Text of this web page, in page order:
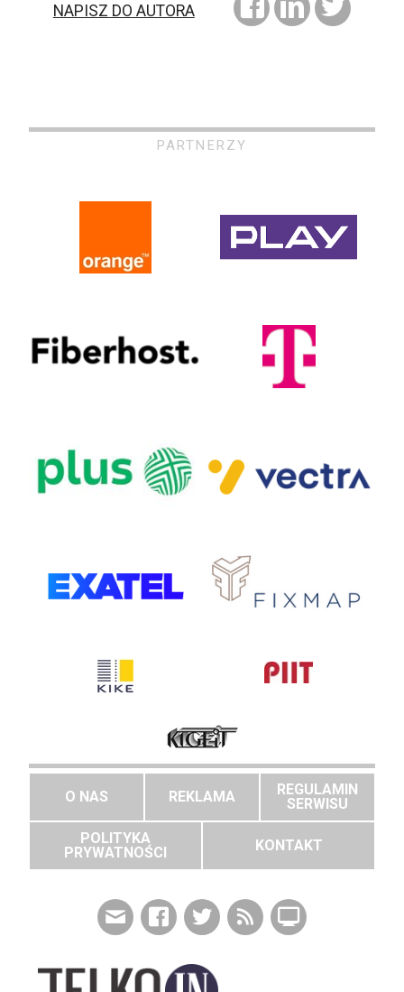
NAPISZ DO AUTORA
PARTNERZY
O NAS REKLAMA
REGULAMIN
SERWISU
POLITYKA
PRYWATNOŚCI
KONTAKT